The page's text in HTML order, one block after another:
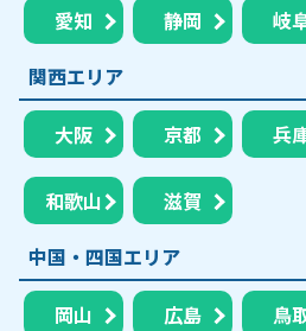
愛知 静岡 岐
関西エリア
大阪 京都 兵
和歌山
滋賀
中国・四国エリア
岡山 広島 鳥